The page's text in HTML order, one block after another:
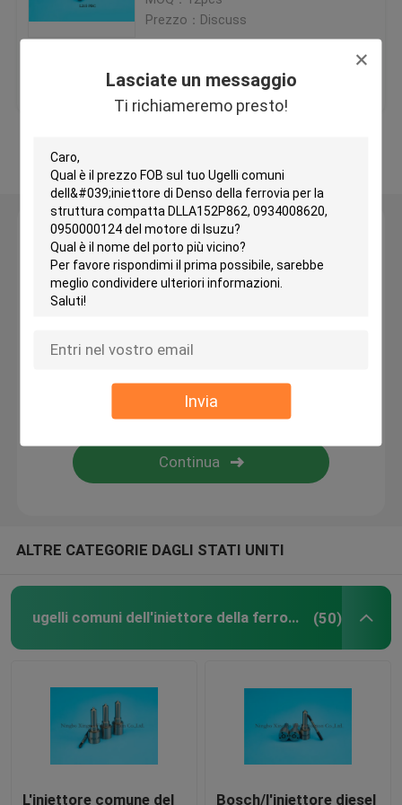
Lasciate un messaggio
Ti richiameremo presto!
Invia
Ugello dell'iniettore di Yanmar
Ugelli dell'iniettore di Zexel
ugelli diesel dell'iniettore
Ugello dell'iniettore di combustibile
iniettore comune della ferrovia
Iniettori di combustibile diesel
Prezzo：Discuss
Miglior prezzo Contattaci
Lasciate un messaggio
Ti richiameremo presto!
ALTRE CATEGORIE DAGLI STATI UNITI
ugelli comuni dell'iniettore della ferrovia (50)
L'iniettore comune del Bosch/l'iniettore diesel